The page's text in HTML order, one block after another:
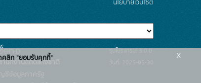
นโยบายเว็บไซต์
ำนักงานสถิติแห่งชาติ
รุ่นโปรแกรม: 3.0.0
วันที่: 2025-05-30
คลิก "ยอมรับคุกกี้"
x